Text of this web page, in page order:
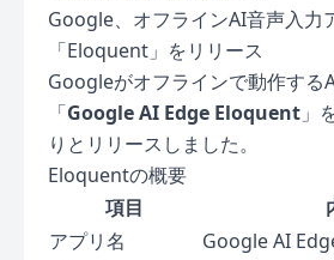
Google、オフラインAI音声入力
「Eloquent」をリリース
Googleがオフラインで動作する
「Google AI Edge Eloquent 」
りとリリースしました。
Eloquentの概要
項目
アプリ名
Google AI